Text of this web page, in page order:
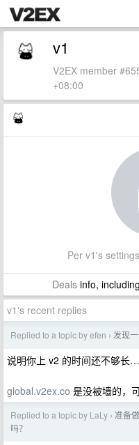
v1
V2EX member
+08:00
Per v1's
Dealsinfo,
v1's recent replies
Replied to a topic by efen › 发现
说明你上 v2 的时间还不够
global.v2ex.co 是没被墙的，
Replied to a topic by LaLy › 准备
吗？